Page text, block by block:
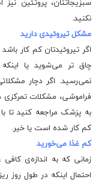
سبزیجاتتان، پروتئین
نکنید.
مشکل تیروئیدی دارید
اگر تیروئیدتان کم کار
چاق تر می‌شوید یا
نمی‌رسید. اگر دچار
فراموشی، مشکلات تمرکزی
به پزشک مراجعه کنید تا
کم کار شده است یا خیر.
کم غذا می‌خورید
زمانی که به اندازه‌ی
احتمال اینکه در طول روز